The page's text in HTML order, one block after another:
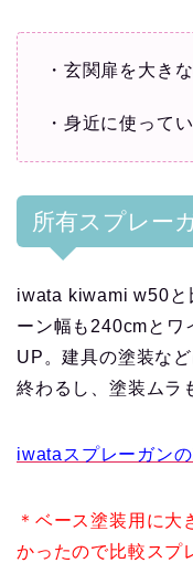
・玄関扉を大き
・身近に使って
所有スプレー
iwata kiwami w50と
ーン幅も240cmとワ
UP。建具の塗装な
終わるし、塗装ムラ
iwataスプレーガン
＊ベース塗装用に大
かったので比較スプ